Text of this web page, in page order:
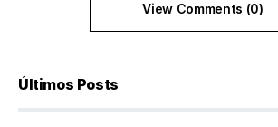
View Comments (0)
Últimos Posts